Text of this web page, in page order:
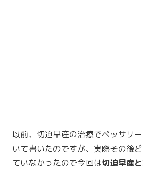
以前、切迫早産の治療でペッサリ
いて書いたのですが、実際その後
ていなかったので今回は切迫早産